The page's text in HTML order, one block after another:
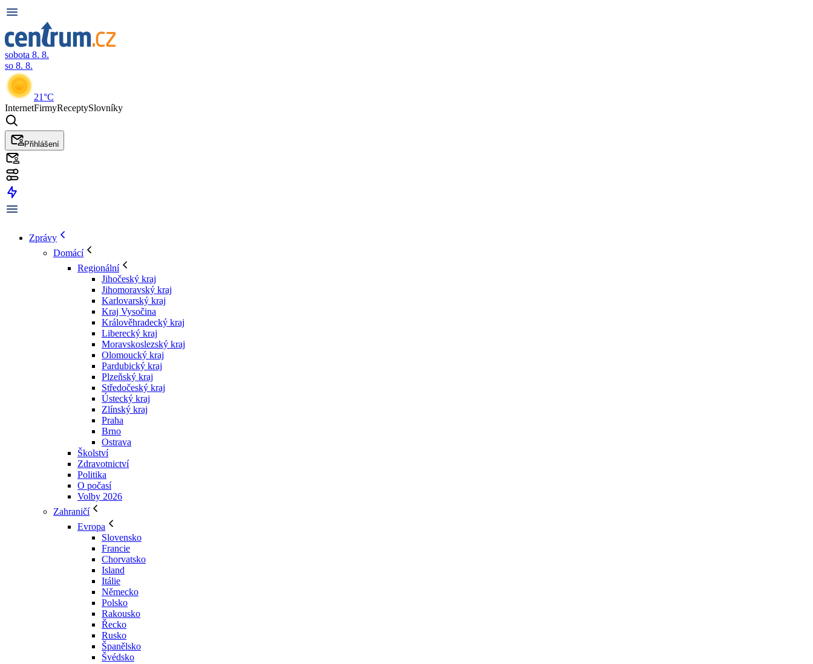
sobota 8. 8.
so 8. 8.
21°C
InternetFirmyReceptySlovníky
Přihlášení
Zprávy
Domácí
Regionální
Jihočeský kraj
Jihomoravský kraj
Karlovarský kraj
Kraj Vysočina
Králověhradecký kraj
Liberecký kraj
Moravskoslezský kraj
Olomoucký kraj
Pardubický kraj
Plzeňský kraj
Středočeský kraj
Ústecký kraj
Zlínský kraj
Praha
Brno
Ostrava
Školství
Zdravotnictví
Politika
O počasí
Volby 2026
Zahraničí
Evropa
Slovensko
Francie
Chorvatsko
Island
Itálie
Německo
Polsko
Rakousko
Řecko
Rusko
Španělsko
Švédsko